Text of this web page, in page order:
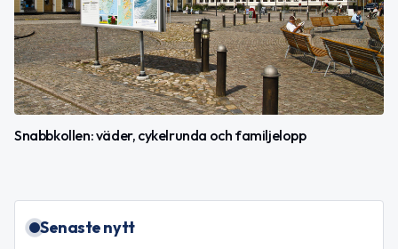
Snabbkollen: väder, cykelrunda och familjelopp
Senaste nytt